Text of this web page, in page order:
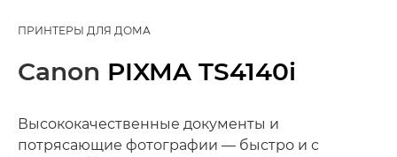
ПРИНТЕРЫ ДЛЯ ДОМА
Canon PIXMA TS4140i
Высококачественные документы и
потрясающие фотографии — быстро и с